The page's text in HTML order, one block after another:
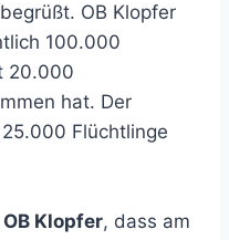
OB Klopfer
100.000
20.000
hat. Der
Flüchtlinge
Klopfer, dass am